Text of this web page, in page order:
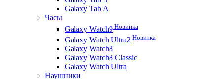
Galaxy Tab A
Часы
Galaxy Watch9 Новинка
Galaxy Watch Ultra2 Новинка
Galaxy Watch8
Galaxy Watch8 Classic
Galaxy Watch Ultra
Наушники